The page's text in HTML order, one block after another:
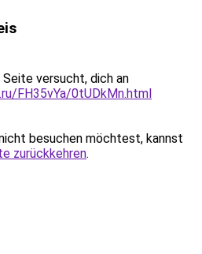
versucht, dich an
FH35vYa/0tUDkMn.html
besuchen möchtest, kannst
zurückkehren.